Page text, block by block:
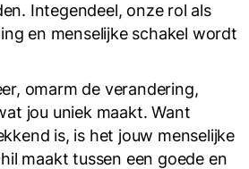
Integendeel, onze rol als
en menselijke schakel wordt
omarm de verandering,
jou uniek maakt. Want
is, is het jouw menselijke
maakt tussen een goede en